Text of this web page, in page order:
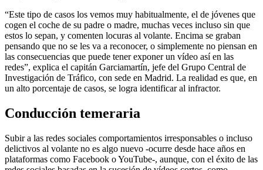
“Este tipo de casos los vemos muy habitualmente, el de jóvenes que
cogen el coche de su padre o madre, muchas veces incluso sin que
estos lo sepan, y comenten locuras al volante. Encima se graban
pensando que no se les va a reconocer, o simplemente no piensan en
las consecuencias que puede tener exponer un vídeo así en las
redes”, explica el capitán Garciamartín, jefe del Grupo Central de
Investigación de Tráfico, con sede en Madrid. La realidad es que, en
un alto porcentaje de casos, se logra identificar al infractor.
Conducción temeraria
Subir a las redes sociales comportamientos irresponsables o incluso
delictivos al volante no es algo nuevo -ocurre desde hace años en
plataformas como Facebook o YouTube-, aunque, con el éxito de las